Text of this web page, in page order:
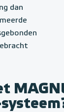
dan